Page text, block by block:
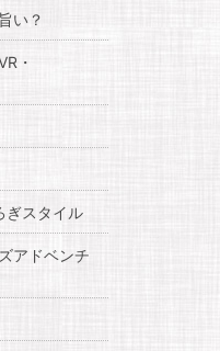
い？
・
ぎスタイル
アドベンチ